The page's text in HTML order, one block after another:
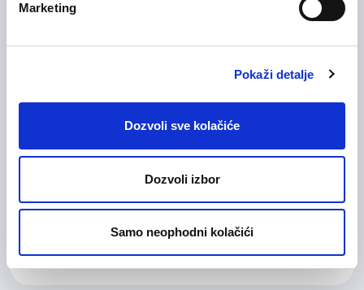
Marketing
Pokaži detalje
Dozvoli sve kolačiće
Dozvoli izbor
Samo neophodni kolačići
03/08/2026
Field Service Supervisor –
Na licu mesta